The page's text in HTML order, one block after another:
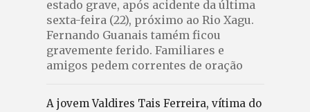
estado grave, após acidente da última
sexta-feira (22), próximo ao Rio Xagu.
Fernando Guanais tamém ficou
gravemente ferido. Familiares e
amigos pedem correntes de oração
A jovem Valdires Tais Ferreira, vítima do